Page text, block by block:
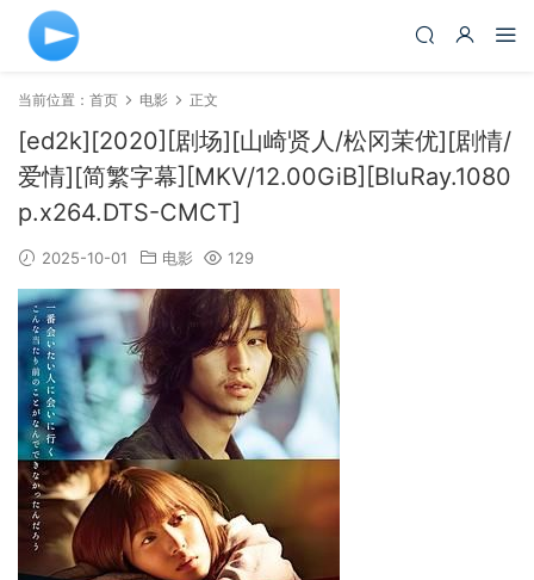
当前位置： 首页 电影 正文
[ed2k][2020][剧场][山崎贤人/松冈茉优][剧情/
爱情][简繁字幕][MKV/12.00GiB][BluRay.1080
p.x264.DTS-CMCT]
2025-10-01 电影 129